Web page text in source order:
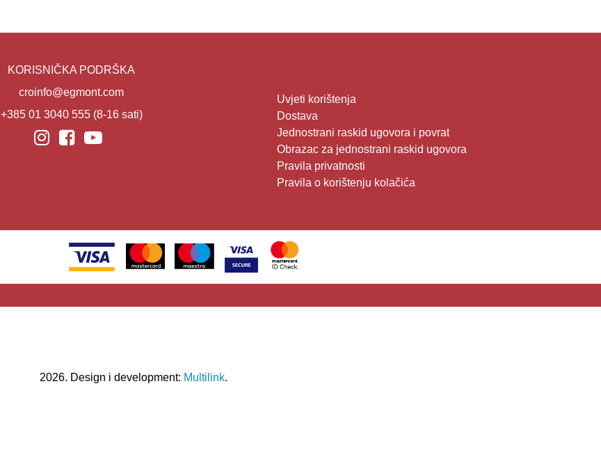
KORISNIČKA PODRŠKA
croinfo@egmont.com
+385 01 3040 555(8-16 sati)
Uvjeti korištenja
Dostava
Jednostrani raskid ugovora i povrat
Obrazac za jednostrani raskid ugovora
Pravila privatnosti
Pravila o korištenju kolačića
2026. Design i development: Multilink.